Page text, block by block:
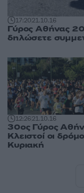
17:2021.10.16
Γύρος Αθήνας
δηλώσετε
12:2621.10.16
30ος Γύρος
Κλειστοί οι
Κυριακή